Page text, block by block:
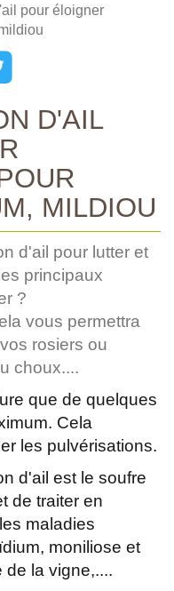
pour éloigner
D'AIL
MILDIOU
d'ail pour lutter et
principaux
?
vous permettra
rosiers ou
choux....
que de quelques
Cela
les pulvérisations.
d'ail est le soufre
de traiter en
maladies
moniliose et
la vigne,....